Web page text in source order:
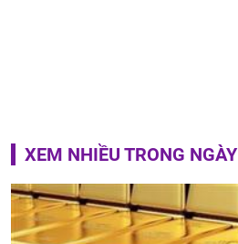
XEM NHIỀU TRONG NGÀY